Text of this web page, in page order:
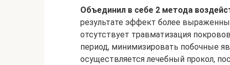
Объединил в себе 2 метода
результате эффект более
отсутствует травматизация
период, минимизировать побочные
осуществляется лечебный прокол,